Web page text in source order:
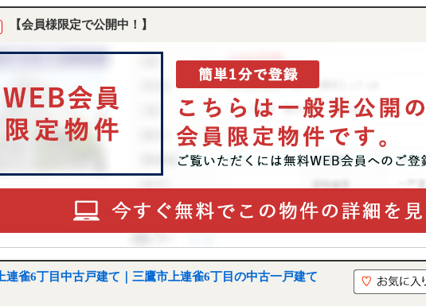
【会員様限定で公開中！】
上連雀6丁目中古戸建て｜三鷹市上連雀6丁目の中古一戸建て